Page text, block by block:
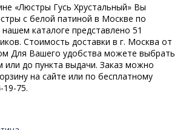
«Люстры Гусь Хрустальный» Вы
с белой патиной в Москве по
каталоге представлено 51
Стоимость доставки в г. Москва от
Для Вашего удобства можете выбрать
или до пункта выдачи. Заказ можно
на сайте или по бесплатному
19-75.